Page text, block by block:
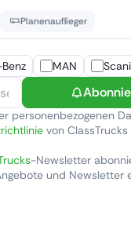
Planenauflieger
MAN
personenbezogenen
von
-Newsletter
und Newsletter